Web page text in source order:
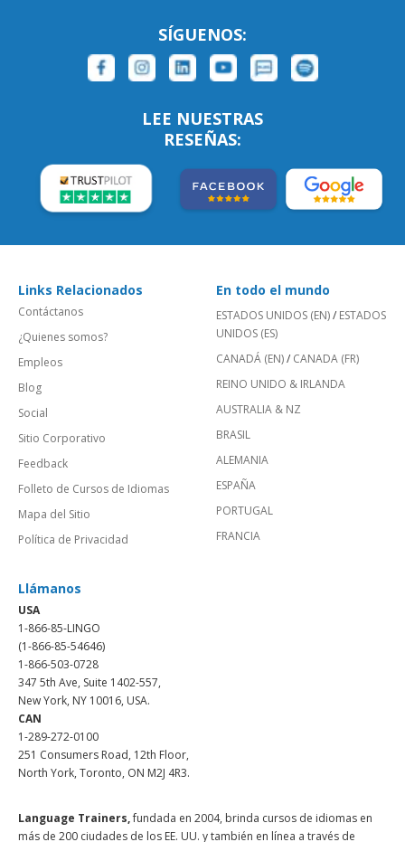
SÍGUENOS:
LEE NUESTRAS
RESEÑAS:
Links Relacionados
Contáctanos
¿Quienes somos?
Empleos
Blog
Social
Sitio Corporativo
Feedback
Folleto de Cursos de Idiomas
Mapa del Sitio
Política de Privacidad
En todo el mundo
ESTADOS UNIDOS (EN)/ ESTADOS
UNIDOS (ES)
CANADÁ (EN)/ CANADA (FR)
REINO UNIDO & IRLANDA
AUSTRALIA & NZ
BRASIL
ALEMANIA
ESPAÑA
PORTUGAL
FRANCIA
Llámanos
USA
1-866-85-LINGO
(1-866-85-54646)
1-866-503-0728
347 5th Ave, Suite 1402-557,
New York, NY 10016, USA.
CAN
1-289-272-0100
251 Consumers Road, 12th Floor,
North York, Toronto, ON M2J 4R3.
Language Trainers,fundada en 2004, brinda cursos de idiomas en
más de 200 ciudades de los EE. UU. y también en línea a través de